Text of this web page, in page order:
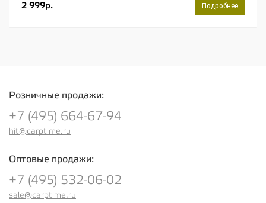
2 999р. Подробнее
Розничные продажи:
+7 (495) 664-67-94
hit@carptime.ru
Оптовые продажи:
+7 (495) 532-06-02
sale@carptime.ru